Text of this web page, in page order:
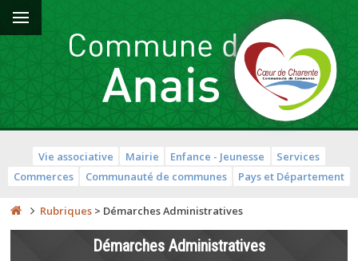
Vie associative Mairie Enfance - Jeunesse
Services
Commerces
Communauté de communes Pays et Département
Rubriques > Démarches Administratives
Démarches Administratives